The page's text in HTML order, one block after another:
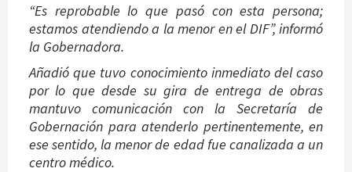
“Es reprobable lo que pasó con esta persona;
estamos atendiendo a la menor en el DIF”, informó
la Gobernadora.
Añadió que tuvo conocimiento inmediato del caso
por lo que desde su gira de entrega de obras
mantuvo comunicación con la Secretaría de
Gobernación para atenderlo pertinentemente, en
ese sentido, la menor de edad fue canalizada a un
centro médico.